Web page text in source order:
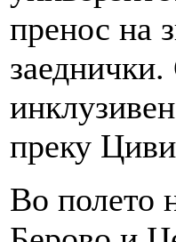
пренос на
заеднички.
преку
Во полето